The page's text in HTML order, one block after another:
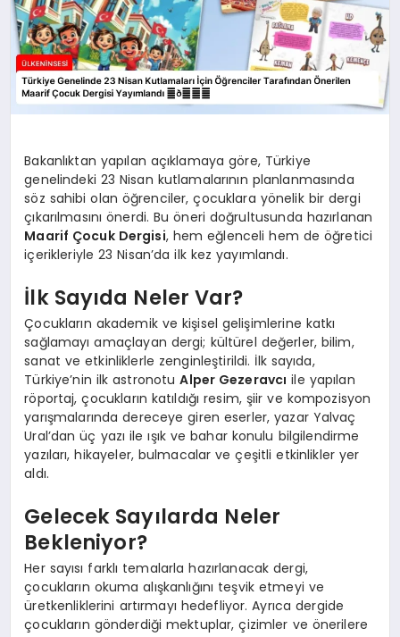
Bakanlıktan yapılan açıklamaya göre, Türkiye
genelindeki 23 Nisan kutlamalarının planlanmasında
söz sahibi olan öğrenciler, çocuklara yönelik bir dergi
çıkarılmasını önerdi. Bu öneri doğrultusunda hazırlanan
Maarif Çocuk Dergisi, hem eğlenceli hem de öğretici
içerikleriyle 23 Nisan’da ilk kez yayımlandı.
İlk Sayıda Neler Var?
Çocukların akademik ve kişisel gelişimlerine katkı
sağlamayı amaçlayan dergi; kültürel değerler, bilim,
sanat ve etkinliklerle zenginleştirildi. İlk sayıda,
Türkiye’nin ilk astronotuAlper Gezeravcı ile yapılan
röportaj, çocukların katıldığı resim, şiir ve kompozisyon
yarışmalarında dereceye giren eserler, yazar Yalvaç
Ural’dan üç yazı ile ışık ve bahar konulu bilgilendirme
yazıları, hikayeler, bulmacalar ve çeşitli etkinlikler yer
aldı.
Gelecek Sayılarda Neler
Bekleniyor?
Her sayısı farklı temalarla hazırlanacak dergi,
çocukların okuma alışkanlığını teşvik etmeyi ve
üretkenliklerini artırmayı hedefliyor. Ayrıca dergide
çocukların gönderdiği mektuplar, çizimler ve önerilere